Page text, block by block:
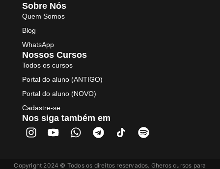
Sobre Nós
Quem Somos
Blog
WhatsApp
Nossos Cursos
Todos os cursos
Portal do aluno (ANTIGO)
Portal do aluno (NOVO)
Cadastre-se
Nos siga também em
Copyright 2024 © Todos os direitos reservados. Gheros cursos para